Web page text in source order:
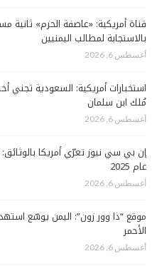
قناة أمريكية: «عاصفة الحزم» ثانية
بالاستجابة لمطالب اليمنيين
أغسطس 6, 2026
استخبارات أمريكية: السعودية تجني
مُلك ابن سلمان
أغسطس 6, 2026
إن بي سي نيوز تعرّي أمريكا
عام 2025
أغسطس 6, 2026
موقع “ذا وور زون”: اليمن يوسّع
الأحمر
أغسطس 6, 2026